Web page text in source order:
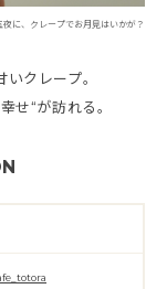
夜に、クレープでお月見はいかが？
クレープ。
せ“が訪れる。